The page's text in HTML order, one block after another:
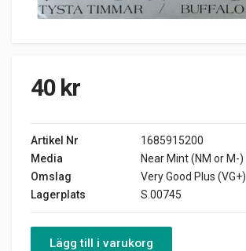
40 kr
Artikel Nr
1685915200
Media
Near Mint (NM or M-)
Omslag
Very Good Plus (VG+)
Lagerplats
S.00745
Lägg till i varukorg